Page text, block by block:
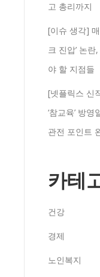
고 총리까지
[이슈 생각]
크 진압’ 논
야 할 지점들
[넷플릭스 신
‘참교육’ 방
관전 포인트
카테
건강
경제
노인복지